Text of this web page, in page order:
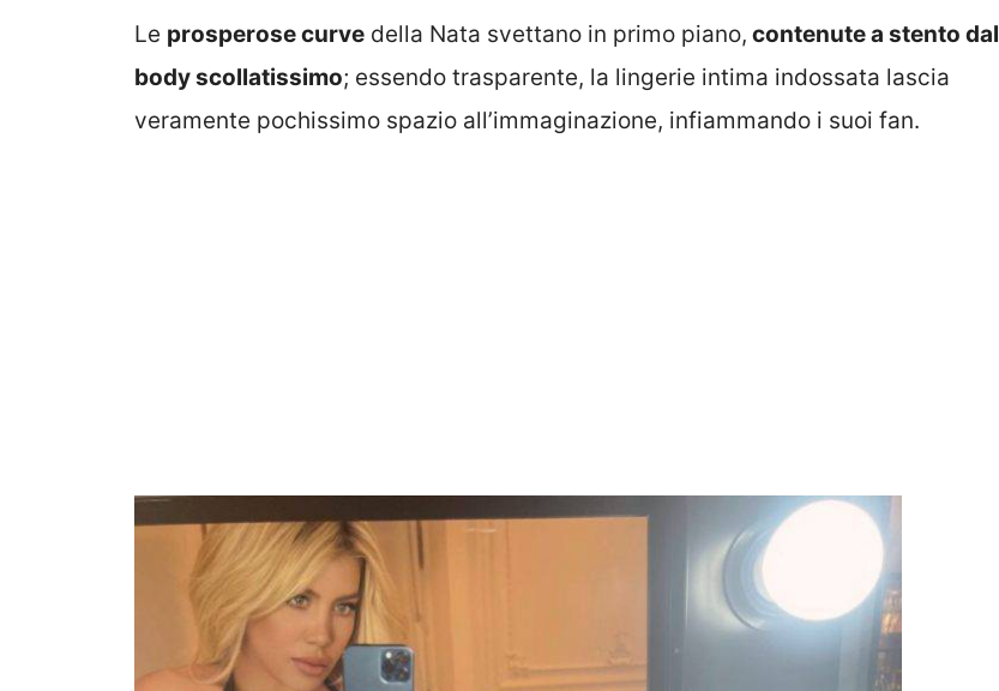
Le prosperose curve della Nata svettano in primo piano, contenute a stento dal
body scollatissimo; essendo trasparente, la lingerie intima indossata lascia
veramente pochissimo spazio all’immaginazione, infiammando i suoi fan.